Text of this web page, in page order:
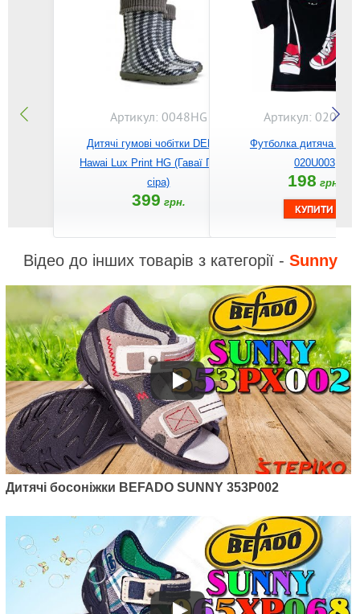
Артикул: 0048HG
Дитячі гумові чобітки DEMAR
Hawai Lux Print HG (Гаваї Пепіта
сіра)
399 грн.
Артикул:
Футболка дитяча
020U003
198 грн.
Відео до інших товарів з категорії - Sunny
Дитячі босоніжки BEFADO SUNNY 353P002